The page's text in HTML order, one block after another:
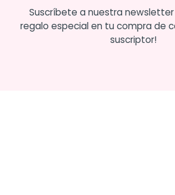
Suscríbete a nuestra newsletter
regalo especial en tu compra de
suscriptor!